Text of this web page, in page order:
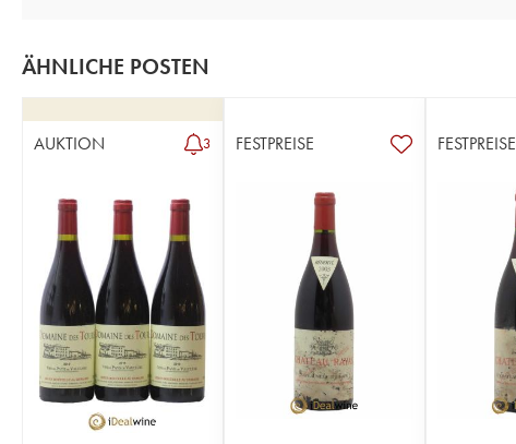
ÄHNLICHE POSTEN
AUKTION 3 FESTPREISE FESTPREISE